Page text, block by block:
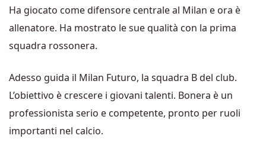
Ha giocato come difensore centrale al Milan e ora è
allenatore. Ha mostrato le sue qualità con la prima
squadra rossonera.
Adesso guida il Milan Futuro, la squadra B del club.
L’obiettivo è crescere i giovani talenti. Bonera è un
professionista serio e competente, pronto per ruoli
importanti nel calcio.